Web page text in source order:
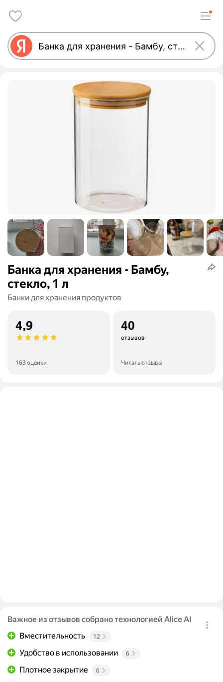
Банка для хранения - Бамбу,
стекло, 1 л
Банки для хранения продуктов
4,9
163 оценки
40
отзывов
Читать отзывы
Важное из отзывов собрано технологией Alice AI
Вместительность
12
Удобство в использовании 6
Плотное закрытие 6